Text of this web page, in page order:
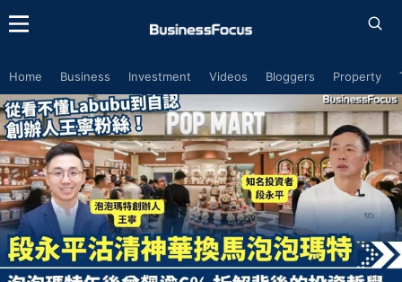
Home Business Investment Videos Bloggers Property